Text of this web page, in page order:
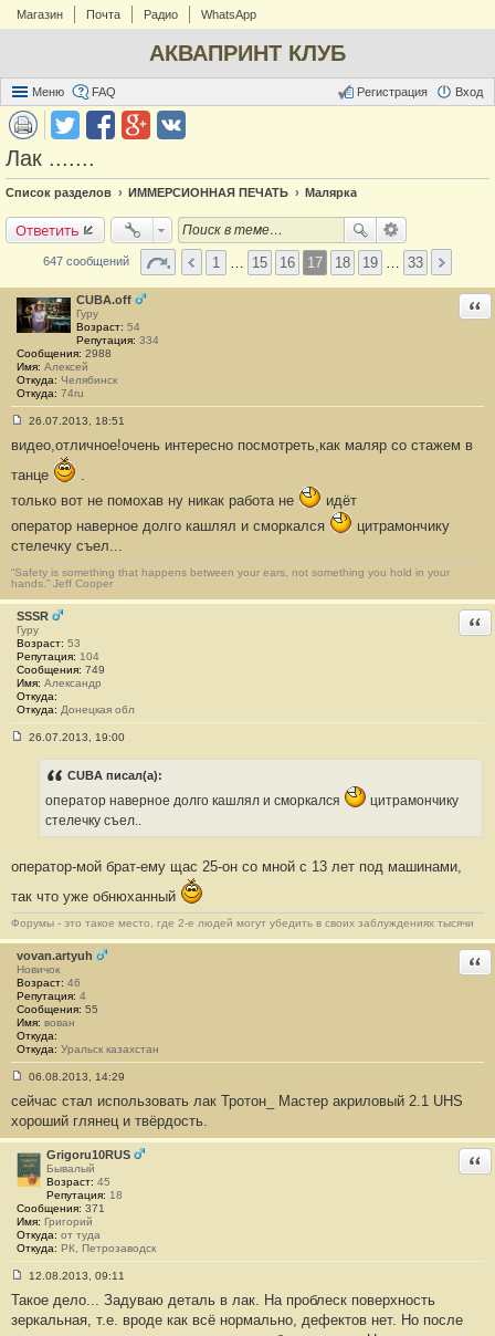
Магазин Почта Радио WhatsApp
АКВАПРИНТ КЛУБ
Меню FAQ Вход
Регистрация
Лак .......
Список разделов ИММЕРСИОННАЯ ПЕЧАТЬ Малярка
Ответить
647 сообщений 1 15 16 17 18 19 33
CUBA.off
Гуру
Возраст: 54
Репутация: 334
Сообщения: 2988
Имя: Алексей
Откуда: Челябинск
Откуда: 74ru
о
о
б
щ
е
и
#
3
2
1
26.07.2013, 18:51
видео,отличное!очень интересно посмотреть,как маляр со стажем в
танце
.
только вот не помохав ну никак работа не
идёт
оператор наверное долго кашлял и сморкался
цитрамончику
стелечку съел...
“Safety is something that happens between your ears, not something you hold in your
hands.” Jeff Cooper
SSSR
Гуру
Возраст: 53
Репутация: 104
Сообщения: 749
Имя: Александр
Откуда:
Откуда: Донецкая обл
#
2
26.07.2013, 19:00
CUBA писал(а):
оператор наверное долго кашлял и сморкался
цитрамончику
стелечку съел..
оператор-мой брат-ему щас 25-он со мной с 13 лет под машинами,
так что уже обнюханный
Форумы - это такое место, где 2-е людей могут убедить в своих заблуждениях тысячи
vovan.artyuh
Новичок
Возраст: 46
Репутация: 4
Сообщения: 55
Имя: вован
Откуда:
Откуда: Уральск казахстан
о
б
щ
е
н
и
#
3
2
3
06.08.2013, 14:29
сейчас стал использовать лак Тротон_ Мастер акриловый 2.1 UHS
хороший глянец и твёрдость.
Grigoru10RUS
Бывалый
Возраст: 45
Репутация: 18
Сообщения: 371
Имя: Григорий
Откуда: от туда
Откуда: РК, Петрозаводск
о
б
12.08.2013, 09:11
Такое дело... Задуваю деталь в лак. На проблеск поверхность
зеркальная, т.е. вроде как всё нормально, дефектов нет. Но после